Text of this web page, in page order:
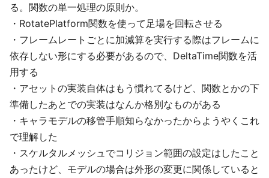
る。関数の単一処理の原則か。
・RotatePlatform関数を使って足場を回転させる
・フレームレートごとに加減算を実行する際はフレームに
依存しない形にする必要があるので、DeltaTime関数を活
用する
・アセットの実装自体はもう慣れてるけど、関数とかの下
準備したあとでの実装はなんか格別なものがある
・キャラモデルの移管手順知らなかったからようやくこれ
で理解した
・スケルタルメッシュでコリジョン範囲の設定はしたこと
あったけど、モデルの場合は外形の変更に関係していると